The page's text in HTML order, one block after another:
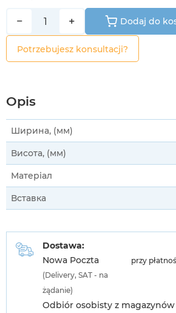
− + Dodaj do
Potrzebujesz konsultacji?
Opis
Ширина, (мм)
Висота, (мм)
Матеріал
Вставка
Dostawa:
Nowa Poczta
(Delivery, SAT - na
żądanie)
przy
Odbiór osobisty z